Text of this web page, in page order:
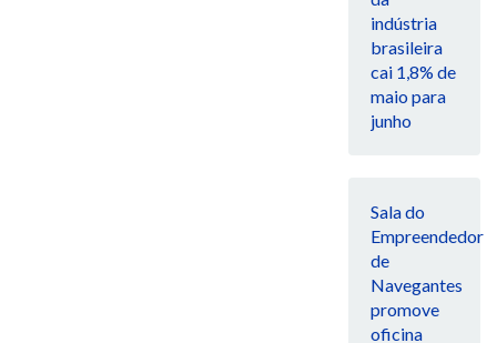
indústria
brasileira
cai 1,8% de
maio para
junho
Sala do
Empreendedor
de
Navegantes
promove
oficina